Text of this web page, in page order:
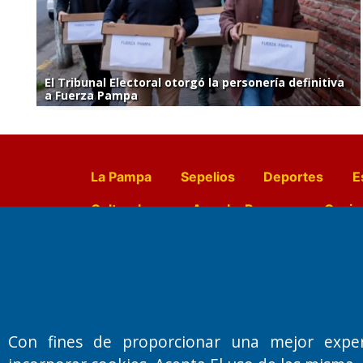
El Tribunal Electoral otorgó la personería definitiva
a Fuerza Pampa
La Pampa Sepelios Deportes
Culturales
Agro La Pampa
Fundado por el
Doctor Antonio
Primera edición: Domingo 3 de
Con fines de proporcionar una mejor